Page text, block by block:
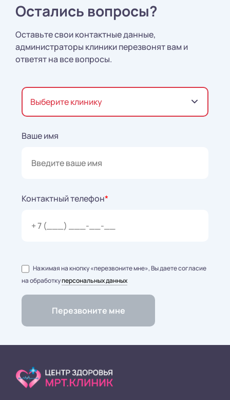
Остались вопросы?
Оставьте свои контактные данные,
администраторы клиники перезвонят вам и
ответят на все вопросы.
Выберите клинику
Ваше имя
Контактный телефон*
Нажимая на кнопку «перезвоните мне», Вы даете согласие
на обработкуперсональных данных